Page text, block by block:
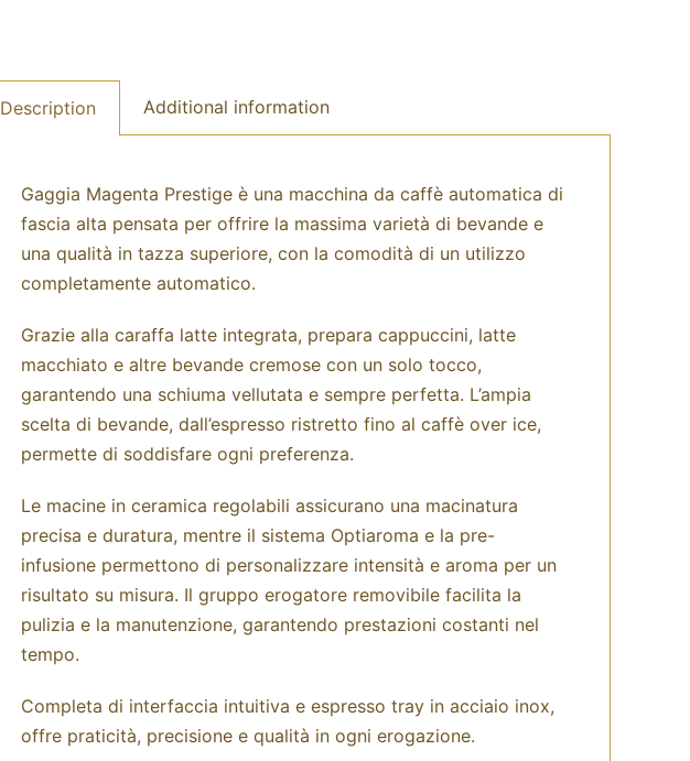
Description Additional information
Gaggia Magenta Prestige è una macchina da caffè automatica di
fascia alta pensata per offrire la massima varietà di bevande e
una qualità in tazza superiore, con la comodità di un utilizzo
completamente automatico.
Grazie alla caraffa latte integrata, prepara cappuccini, latte
macchiato e altre bevande cremose con un solo tocco,
garantendo una schiuma vellutata e sempre perfetta. L’ampia
scelta di bevande, dall’espresso ristretto fino al caffè over ice,
permette di soddisfare ogni preferenza.
Le macine in ceramica regolabili assicurano una macinatura
precisa e duratura, mentre il sistema Optiaroma e la pre-
infusione permettono di personalizzare intensità e aroma per un
risultato su misura. Il gruppo erogatore removibile facilita la
pulizia e la manutenzione, garantendo prestazioni costanti nel
tempo.
Completa di interfaccia intuitiva e espresso tray in acciaio inox,
offre praticità, precisione e qualità in ogni erogazione.